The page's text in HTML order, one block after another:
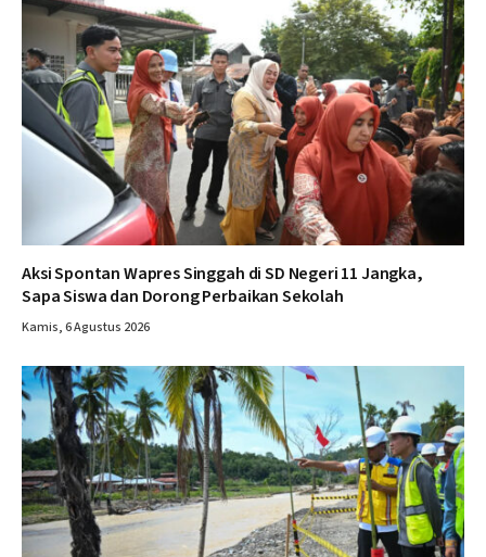
Aksi Spontan Wapres Singgah di SD Negeri 11 Jangka,
Sapa Siswa dan Dorong Perbaikan Sekolah
Kamis, 6 Agustus 2026